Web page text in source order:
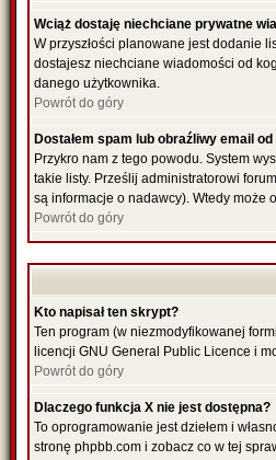
Wciąż dostaję niechciane prywatne
W przyszłości planowane jest dodanie
dostajesz niechciane wiadomości od
danego użytkownika.
Powrót do góry
Dostałem spam lub obraźliwy email
Przykro nam z tego powodu. System
takie listy. Prześlij administratorowi
są informacje o nadawcy). Wtedy może
Powrót do góry
Kto napisał ten skrypt?
Ten program (w niezmodyfikowanej
licencji GNU General Public Licence i
Powrót do góry
Dlaczego funkcja X nie jest dostępna?
To oprogramowanie jest dziełem i
stronę phpbb.com i zobacz co w tej